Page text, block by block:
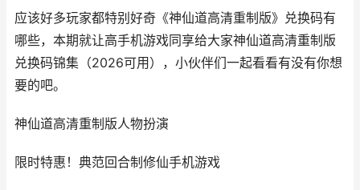
应该好多玩家都特别好奇《神仙道高清重制版》兑换码有
哪些，本期就让高手机游戏同享给大家神仙道高清重制版
兑换码锦集（2026可用），小伙伴们一起看看有没有你想
要的吧。
神仙道高清重制版人物扮演
限时特惠！典范回合制修仙手机游戏